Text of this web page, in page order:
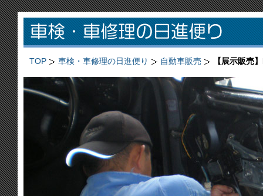
TOP 車検・車修理の日進便り 自動車販売 【展示販売